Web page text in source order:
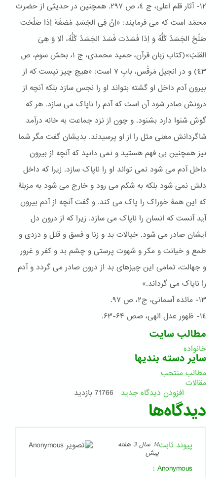
١٢- آثار قلم اعلی، ج ٤، ص ٢٩۷. همچنین در حدیثی از حضرت
محمّد است که می فرمایند: «اِنَّ فِی الجَسَدِ مُضغَة اِذا صَلُحَت
صَلُحَ الجَسَدُ کُلُّهُ وَ اِذا فَسَدَت فَسَدَ الجَسَدُ کُلُّهُ، اَلا وَ هِیَ
القلبُ»(کتاب زبان قرآن، حمید محمدی، ج ١، بخش سوم، ص
٤٣) و در انجیل مَرقُس، بابِ ۷ است: «هیچ چیز نیست که از
بیرون آدم داخل او گشته بتواند او را نجس سازد بلکه آنچه از
درونش صادر شود آن است که آدم را ناپاک می سازد. هر که
گوش شنوا دارد بشنود. و چون از نزد جماعت به خانه درآمد
شاگردانش معنی مثل را از او پرسیدند. بدیشان گفت مگر شما
نیز همچنین بی فهم هستید و نمی دانید که آنچه از بیرون
داخل آدم می شود نمی تواند او را ناپاک سازد. زیرا که داخل
دلش نمی شود بلکه به شکم می رود و خارج می شود به مزبلۀ
که این همۀ خوراک را پاک می کند. و گفت آنچه از آدم بیرون
آید آنست که انسان را ناپاک می سازد. زیرا که از درون دل
ایشان صادر می شود. خیالات بد و زنا و فسق و قتل و دزدی و
طمع و خیانت و مکر و شهوت پرستی و چشم بد و کفر و غرور
و جهالت، تمامی این چیزهای بد از درون صادر می گردد و آدم
را ناپاک می گرداند.»
١٣- مائده آسمانی، ج٢، ص ٩۷.
١٤- ظهور عدل الهی، صص ۶۴-۶۳.
مطالب سایت
خانواده
سایر دسته بندیها
مطالب منتخب
مقالات
افزودن دیدگاه جدید
71766 بازدید
دیدگاه‌ها
پیوند ثابت
14 سال 3 هفته
پیش
Anonymous
: